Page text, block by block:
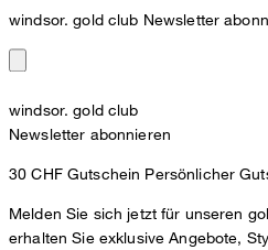
windsor. gold club Newsletter
windsor. gold club
Newsletter abonnieren
30 CHF Gutschein Persönlicher
Melden Sie sich jetzt für unseren
erhalten Sie exklusive Angebote,